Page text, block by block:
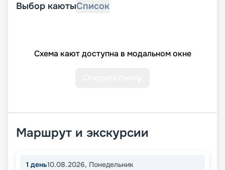
Выбор каютыСписок
Схема кают доступна в модальном окне
Маршрут и экскурсии
1 день10.08.2026, Понедельник